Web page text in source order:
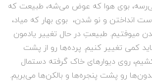
بوی هوا که عوض می‌شه، طبیعت که
انداختن و نو شدن، بوی بهار که میاد،
میوفتیم. طبیعتِ در حال تغییر یادمون
کمی تغییر کنیم. پرده‌ها رو از پشت
روی دیوارهای خاک گرفته دستمال
رو پشت پنجره‌ها و بالکن‌ها می‌بریم.